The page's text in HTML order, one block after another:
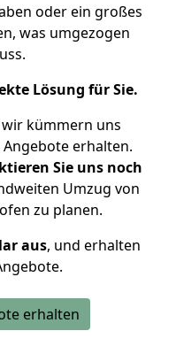
oder ein großes
was umgezogen
Lösung für Sie.
wir kümmern uns
erhalten.
Sie uns noch
Umzug von
zu planen.
aus, und erhalten
erhalten